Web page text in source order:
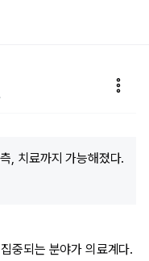
, 치료까지 가능해졌다.
중되는 분야가 의료계다.